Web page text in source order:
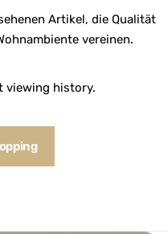
Artikel, die Qualität
vereinen.
viewing history.